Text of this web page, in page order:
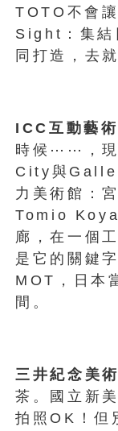
TOTO不會
Sight：集結
同打造，去
ICC互動藝術
時候⋯⋯，
City與
力美術館：
Tomio
廊，在一個
是它的關鍵
MOT，日本
間。
三井紀念美術
茶。國立新
拍照OK！但